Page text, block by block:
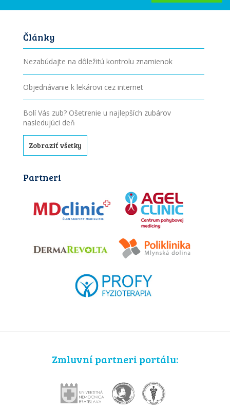
Články
Nezabúdajte na dôležitú kontrolu znamienok
Objednávanie k lekárovi cez internet
Bolí Vás zub? Ošetrenie u najlepších zubárov
nasledujúci deň
Zobraziť všetky
Partneri
Zmluvní partneri portálu: